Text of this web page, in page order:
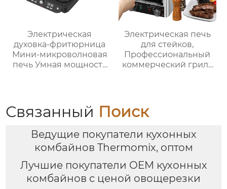
Электрическая
духовка-фритюрница
Мини-микроволновая
печь Умная мощность
цифровым ЖК-
дисплеем объемом 6
Электрическая печь
для стейков,
Профессиональный
коммерческий гриль
температура 800℃,
Связанный Поиск
Ведущие покупатели кухонных
комбайнов Thermomix, оптом
Лучшие покупатели OEM кухонных
комбайнов с ценой овощерезки